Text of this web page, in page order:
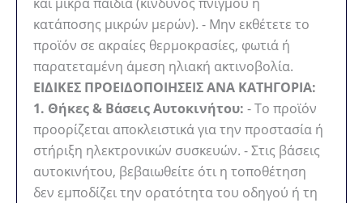
κατάποσης μικρών μερών). - Μην εκθέτετε το
προϊόν σε ακραίες θερμοκρασίες, φωτιά ή
παρατεταμένη άμεση ηλιακή ακτινοβολία.
ΕΙΔΙΚΕΣ ΠΡΟΕΙΔΟΠΟΙΗΣΕΙΣ ΑΝΑ ΚΑΤΗΓΟΡΙΑ:
1. Θήκες & Βάσεις Αυτοκινήτου: - Το προϊόν
προορίζεται αποκλειστικά για την προστασία ή
στήριξη ηλεκτρονικών συσκευών. - Στις βάσεις
αυτοκινήτου, βεβαιωθείτε ότι η τοποθέτηση
δεν εμποδίζει την ορατότητα του οδηγού ή τη